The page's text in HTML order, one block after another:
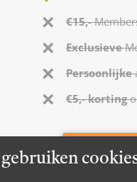
€15,-
Exclusieve
Persoonlijke
€5,- korting
Gratis